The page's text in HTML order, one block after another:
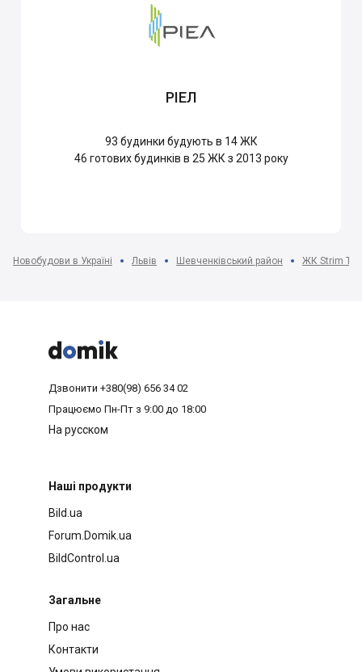
РІЕЛ
93 будинки будують в 14 ЖК
46 готових будинків в 25 ЖК з 2013 року
Новобудови в Україні Львів Шевченківський район ЖК Strim



Дзвонити +380(98) 656 34 02
Працюємо Пн-Пт з 9:00 до 18:00
На русском
Наші продукти
Bild.ua
Forum.Domik.ua
BildControl.ua
Загальне
Про нас
Контакти